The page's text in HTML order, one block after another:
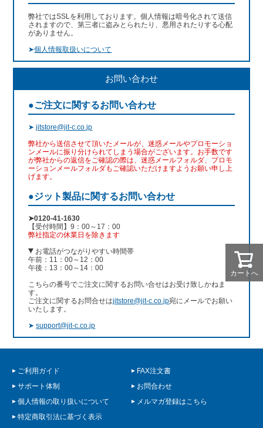
カートへ
弊社ではSSLを利用しております。個人情報は暗号化されて送信
されますので、第三者に盗みとられたり、悪用されたりする心配
がありません。
➤個人情報取扱いについて
お問い合わせ
●ご注文に関するお問い合わせ
➤jitstore@jit-c.co.jp
弊社から送信させて頂いたメールが、迷惑メールやプロモーショ
ンメールに振り分けられてしまう場合がございます。お手数です
が弊社からの返信をご確認の際は、迷惑メールフォルダ、プロモ
ーションメールフォルダもご確認いただけますようお願い申し上
げます。
●ジット製品に関するお問い合わせ
➤0120-41-1630
【受付時間】9：00～17：00
弊社指定の休業日を除きます
お電話がつながりやすい時間帯
午前：11：00～12：00
午後：13：00～14：00
こちらの番号でご注文に関するお問い合せはお受け致しかねま
す。
ご注文に関するお問合せはjitstore@jit-c.co.jp宛にメールでお願い
いたします。
➤support@jit-c.co.jp
ご利用ガイド
FAX注文書
サポート体制
お問合わせ
個人情報の取り扱いについて
メルマガ登録はこちら
特定商取引法に基づく表示